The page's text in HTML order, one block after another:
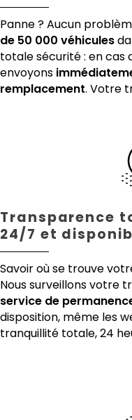
Panne ? Aucun
de 50 000 véhicules
totale sécurité : en cas
envoyons
remplacement. Votre
Transparence
24/7 et
Savoir où se trouve
Nous surveillons votre
service de
disposition, même les
tranquillité totale, 24